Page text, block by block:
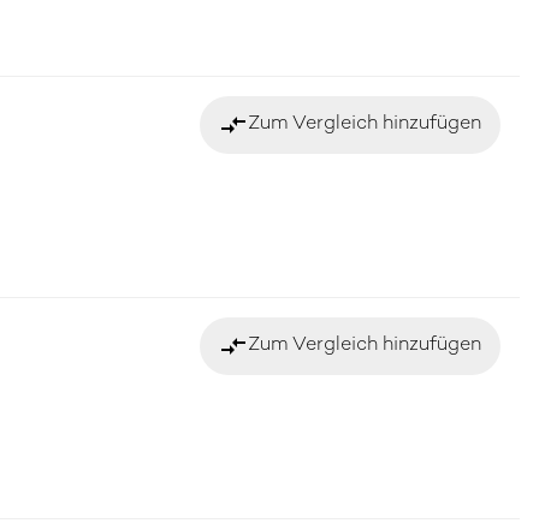
compare_arrowsZum Vergleich hinzufügen
compare_arrowsZum Vergleich hinzufügen